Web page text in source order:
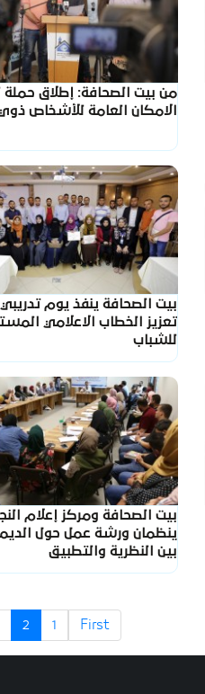
من بيت الصحافة: إطلاق حملة
الامكان العامة للأشخاص ذوي
بيت الصحافة ينفذ يوم تدريبي
تعزيز الخطاب الاعلامي
للشباب
بيت الصحافة ومركز إعلام
ينظمان ورشة عمل حول
بين النظرية والتطبيق
First
1
2